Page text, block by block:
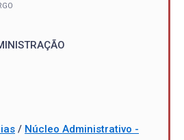
/ Núcleo Administrativo -